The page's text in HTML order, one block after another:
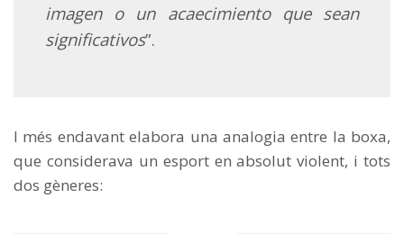
imagen o un acaecimiento que sean
significativos”.
I més endavant elabora una analogia entre la boxa,
que considerava un esport en absolut violent, i tots
dos gèneres: